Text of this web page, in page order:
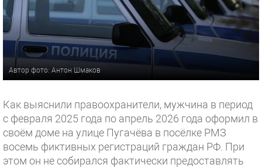
Автор фото: Антон Шмаков
Как выяснили правоохранители, мужчина в период
с февраля 2025 года по апрель 2026 года оформил в
своём доме на улице Пугачёва в посёлке РМЗ
восемь фиктивных регистраций граждан РФ. При
этом он не собирался фактически предоставлять